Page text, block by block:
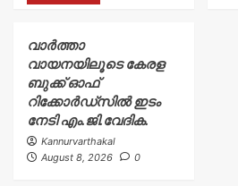
വാർത്താ
വായനയിലൂടെ കേരള
ബുക്ക് ഓഫ്
റിക്കോർഡ്സിൽ ഇടം
നേടി എം.ജി.വേദിക.
Kannurvarthakal
August 8, 2026
0